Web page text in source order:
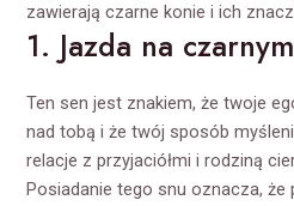
zawierają czarne konie i ich
1. Jazda na
Ten sen jest znakiem, że twoje
nad tobą i że twój sposób
relacje z przyjaciółmi i rodziną
Posiadanie tego snu oznacza, że